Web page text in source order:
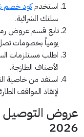
استخدمكود خصم
سلتك الشرائية.
تابع قسم عروض
يومياً بخصومات تصل
اطلب مستلزمات
الأصناف الطازجة.
لإنقاذ المواقف
عروض التوصيل
2026